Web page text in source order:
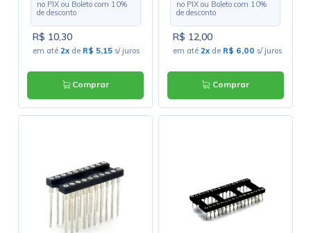
no PIX ou Boleto com 10%
de desconto
R$ 10,30
em até 2x de R$ 5,15 s/ juros
Comprar
no PIX ou Boleto com 10%
de desconto
R$ 12,00
em até 2x de R$ 6,00 s/ juros
Comprar